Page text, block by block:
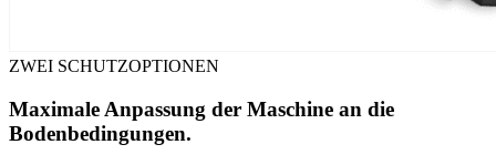
ZWEI SCHUTZOPTIONEN
Maximale Anpassung der Maschine an die
Bodenbedingungen.